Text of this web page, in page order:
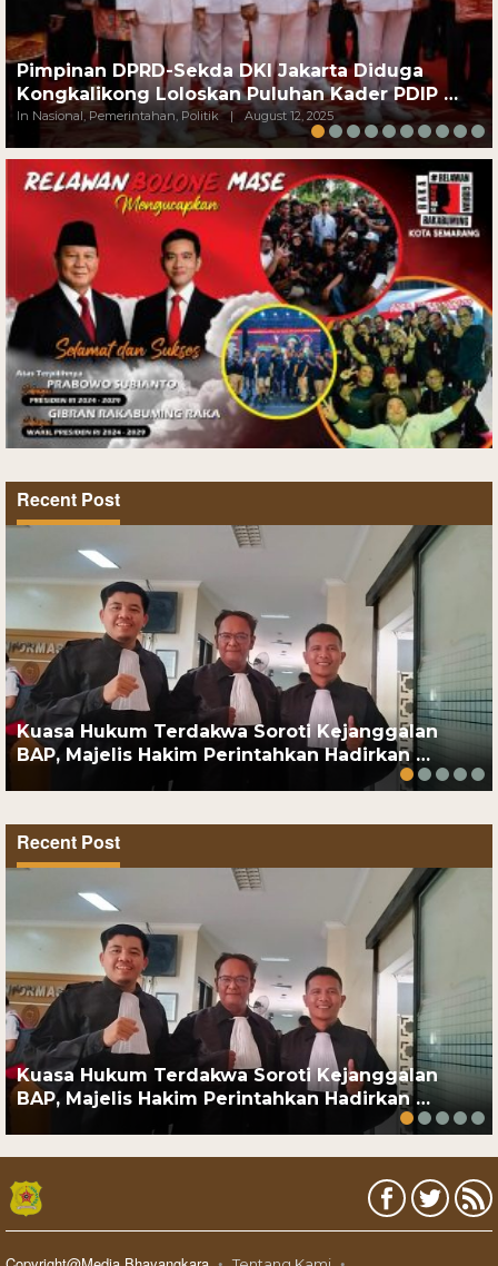
Pimpinan DPRD-Sekda DKI Jakarta Diduga
Kongkalikong Loloskan Puluhan Kader PDIP …
In Nasional, Pemerintahan, Politik | August 12, 2025
Recent Post
Kuasa Hukum Terdakwa Soroti Kejanggalan
BAP, Majelis Hakim Perintahkan Hadirkan …
Recent Post
Kuasa Hukum Terdakwa Soroti Kejanggalan
BAP, Majelis Hakim Perintahkan Hadirkan …